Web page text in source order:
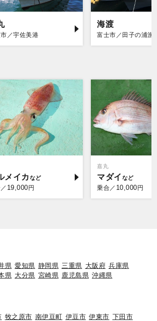
／宇佐美港
海渡
富士市／田子の浦漁港
メイカ
19,000 円
嘉丸
マダイ
乗合／ 10,000 円
県 愛知県 静岡県 三重県 大阪府 兵庫県
県 大分県 宮崎県 鹿児島県 沖縄県
牧之原市 南伊豆町 伊豆市 伊東市 下田市